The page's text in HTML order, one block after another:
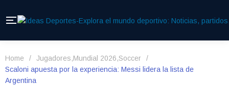
Home / Jugadores,Mundial 2026,Soccer
/
Scaloni apuesta por la experiencia: Messi lidera la lista de
Argentina